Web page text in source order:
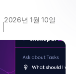
2026년 1월 10일